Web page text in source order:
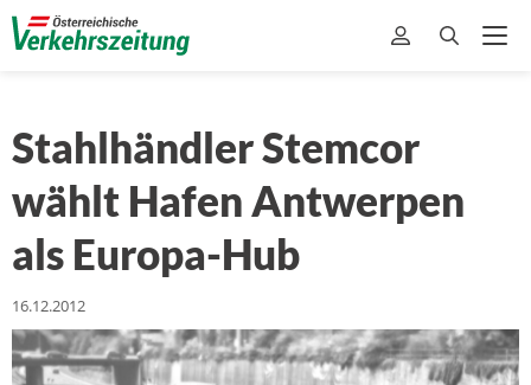
Stahlhändler Stemcor
wählt Hafen Antwerpen
als Europa-Hub
16.12.2012